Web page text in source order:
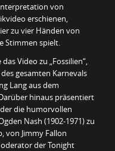
von
erschienen,
zu vier Händen von
Stimmen spielt.
Video zu „Fossilien“,
gesamten Karnevals
Lang aus dem
hinaus präsentiert
die humorvollen
Nash (1902-1971) zu
von Jimmy Fallon
der Tonight